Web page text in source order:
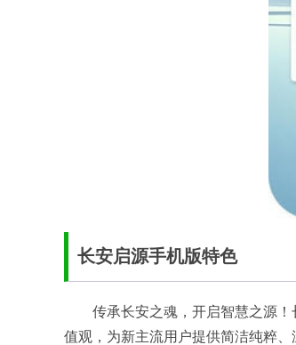
长安启源手机版特色
传承长安之魂，开启智慧之源！
值观，为新主流用户提供简洁纯粹